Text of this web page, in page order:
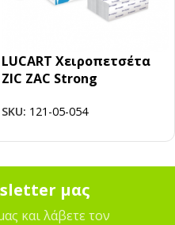
LUCART Χειροπετσέτα
ZIC ZAC Strong
SKU: 121-05-054
μας
και λάβετε τον